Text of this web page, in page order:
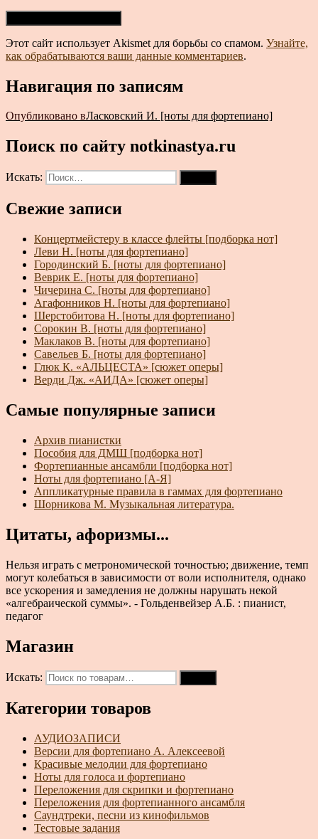
Этот сайт использует Akismet для борьбы со спамом. Узнайте,
как обрабатываются ваши данные комментариев.
Навигация по записям
Опубликовано вЛасковский И. [ноты для фортепиано]
Поиск по сайту notkinastya.ru
Искать:
Свежие записи
Концертмейстеру в классе флейты [подборка нот]
Леви Н. [ноты для фортепиано]
Городинский Б. [ноты для фортепиано]
Веврик Е. [ноты для фортепиано]
Чичерина С. [ноты для фортепиано]
Агафонников Н. [ноты для фортепиано]
Шерстобитова Н. [ноты для фортепиано]
Сорокин В. [ноты для фортепиано]
Маклаков В. [ноты для фортепиано]
Савельев Б. [ноты для фортепиано]
Глюк К. «АЛЬЦЕСТА» [сюжет оперы]
Верди Дж. «АИДА» [сюжет оперы]
Самые популярные записи
Архив пианистки
Пособия для ДМШ [подборка нот]
Фортепианные ансамбли [подборка нот]
Ноты для фортепиано [А-Я]
Аппликатурные правила в гаммах для фортепиано
Шорникова М. Музыкальная литература.
Цитаты, афоризмы...
Нельзя играть с метрономической точностью; движение, темп
могут колебаться в зависимости от воли исполнителя, однако
все ускорения и замедления не должны нарушать некой
«алгебраической суммы». - Гольденвейзер А.Б. : пианист,
педагог
Магазин
Искать:
Категории товаров
АУДИОЗАПИСИ
Версии для фортепиано А. Алексеевой
Красивые мелодии для фортепиано
Ноты для голоса и фортепиано
Переложения для скрипки и фортепиано
Переложения для фортепианного ансамбля
Саундтреки, песни из кинофильмов
Тестовые задания